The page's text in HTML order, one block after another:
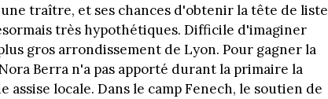
traître, et ses chances d'obtenir la tête de liste
très hypothétiques. Difficile d'imaginer
gros arrondissement de Lyon. Pour gagner la
Berra n'a pas apporté durant la primaire la
locale. Dans le camp Fenech, le soutien de